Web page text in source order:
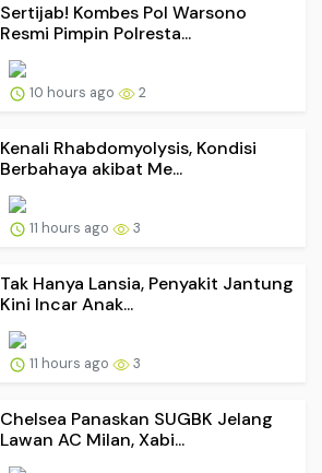
Sertijab! Kombes Pol Warsono
Resmi Pimpin Polresta...
10 hours ago 2
Kenali Rhabdomyolysis, Kondisi
Berbahaya akibat Me...
11 hours ago 3
Tak Hanya Lansia, Penyakit Jantung
Kini Incar Anak...
11 hours ago 3
Chelsea Panaskan SUGBK Jelang
Lawan AC Milan, Xabi...